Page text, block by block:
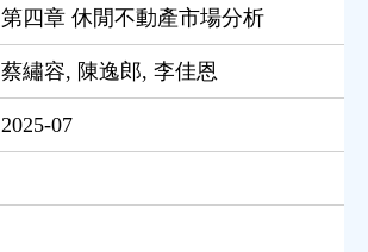
第四章 休閒不動產市場分析
蔡繡容, 陳逸郎,李佳恩
2025-07